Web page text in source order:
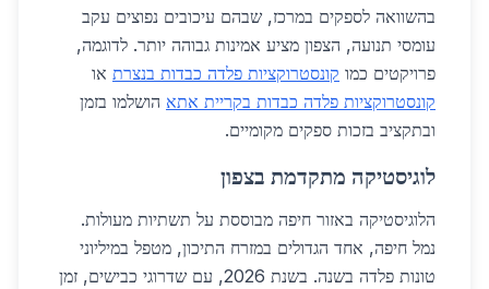
בהשוואה לספקים במרכז, שבהם עיכובים נפוצים עקב
עומסי תנועה, הצפון מציע אמינות גבוהה יותר. לדוגמה,
פרויקטים כמו קונסטרוקציות פלדה כבדות בנצרת או
קונסטרוקציות פלדה כבדות בקריית אתא הושלמו בזמן
ובתקציב בזכות ספקים מקומיים.
לוגיסטיקה מתקדמת בצפון
הלוגיסטיקה באזור חיפה מבוססת על תשתיות מעולות.
נמל חיפה, אחד הגדולים במזרח התיכון, מטפל במיליוני
טונות פלדה בשנה. בשנת 2026, עם שדרוגי כבישים, זמן